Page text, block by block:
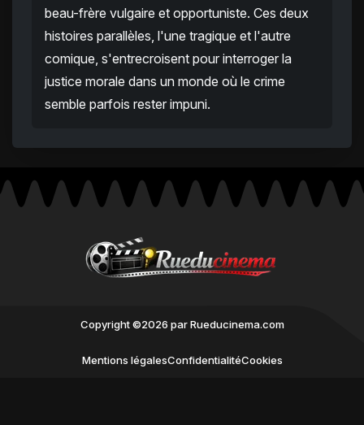
beau-frère vulgaire et opportuniste. Ces deux
histoires parallèles, l'une tragique et l'autre
comique, s'entrecroisent pour interroger la
justice morale dans un monde où le crime
semble parfois rester impuni.
Copyright ©2026 par Rueducinema.com
Mentions légalesConfidentialitéCookies